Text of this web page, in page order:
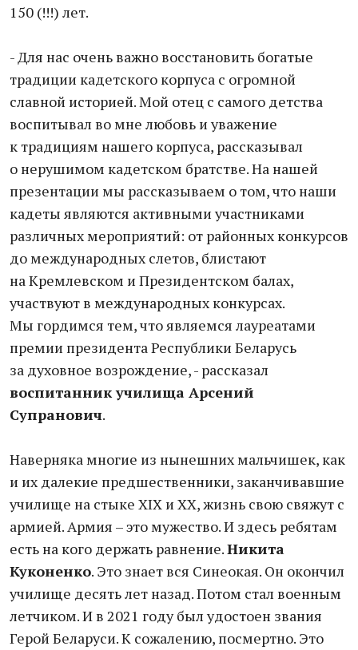
150 (!!!) лет.
- Для нас очень важно восстановить богатые
традиции кадетского корпуса с огромной
славной историей. Мой отец с самого детства
воспитывал во мне любовь и уважение
к традициям нашего корпуса, рассказывал
о нерушимом кадетском братстве. На нашей
презентации мы рассказываем о том, что наши
кадеты являются активными участниками
различных мероприятий: от районных конкурсов
до международных слетов, блистают
на Кремлевском и Президентском балах,
участвуют в международных конкурсах.
Мы гордимся тем, что являемся лауреатами
премии президента Республики Беларусь
за духовное возрождение, - рассказал
воспитанник училища Арсений
Супранович.
Наверняка многие из нынешних мальчишек, как
и их далекие предшественники, заканчивавшие
училище на стыке XIX и XX, жизнь свою свяжут с
армией. Армия – это мужество. И здесь ребятам
есть на кого держать равнение.Никита
Куконенко. Это знает вся Синеокая. Он окончил
училище десять лет назад. Потом стал военным
летчиком. И в 2021 году был удостоен звания
Герой Беларуси. К сожалению, посмертно. Это